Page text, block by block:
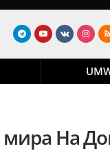
На